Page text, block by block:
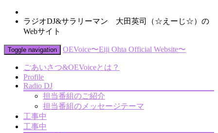
ラジオDJ&サラリーマン 大田英司（☆えーじ☆）の
Webサイト
Toggle navigation OEVoice〜Eiji Ohta Official Website〜
ごあいさつ&OEVoiceとは？
Profile
Radio DJ
担当番組のご紹介
担当番組のメッセージテーマ
工事中
工事中